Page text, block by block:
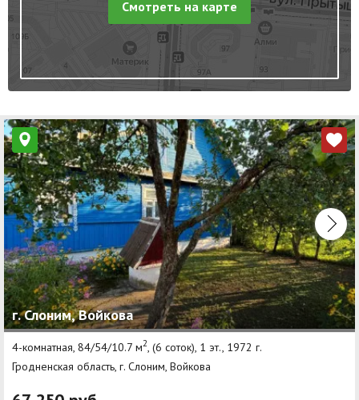
Смотреть на карте
г. Слоним, Войкова
4-комнатная, 84/54/10.7 м2, (6 соток), 1 эт., 1972 г.
Гродненская область, г. Слоним, Войкова